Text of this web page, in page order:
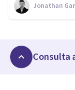
Jonathan
Consulta